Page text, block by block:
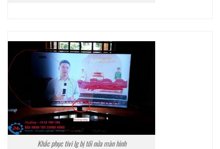
Khắc phục tivi lg bị tối nửa màn hình